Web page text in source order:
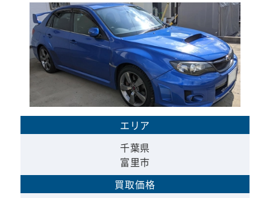
エリア
千葉県
富里市
買取価格